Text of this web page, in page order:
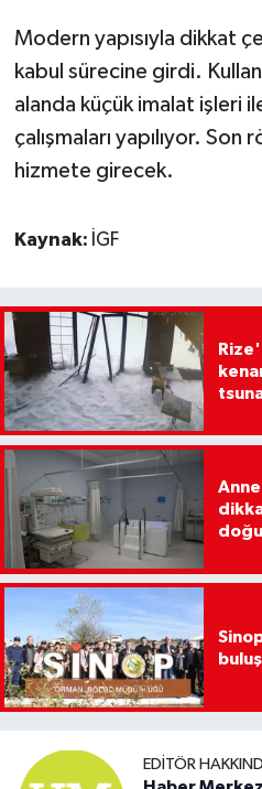
Modern yapısıyla dikkat
kabul sürecine girdi.
alanda küçük imalat işleri
çalışmaları yapılıyor. Son
hizmete girecek.
Kaynak: İGF
EDITÖR